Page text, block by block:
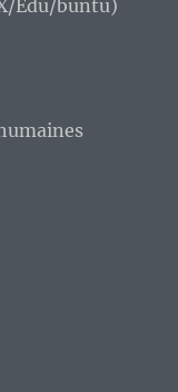
Edu/buntu)